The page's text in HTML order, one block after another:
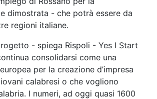
dimostrata - che potrà essere da
regioni italiane.
- spiega Rispoli - Yes I Start
consolidarsi come una
per la creazione d’impresa
calabresi o che vogliono
I numeri, ad oggi quasi 1600